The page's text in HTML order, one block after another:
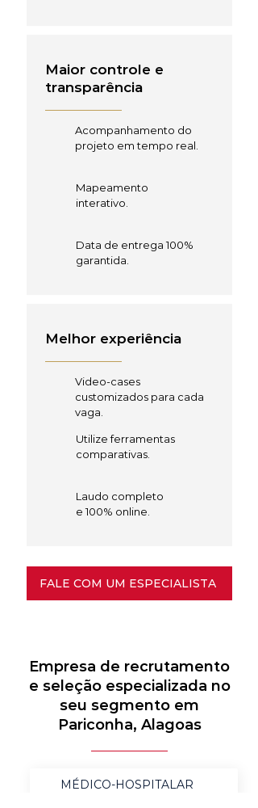
Maior controle e
transparência
Acompanhamento do
projeto em tempo real.
Mapeamento
interativo.
Data de entrega 100%
garantida.
Melhor experiência
Video-cases
customizados para cada
vaga.
Utilize ferramentas
comparativas.
Laudo completo
e 100% online.
FALE COM UM ESPECIALISTA
Empresa de recrutamento
e seleção especializada no
seu segmento em
Pariconha, Alagoas
MÉDICO-HOSPITALAR